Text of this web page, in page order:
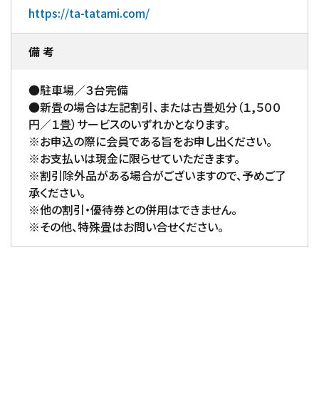
https://ta-tatami.com/
備 考
●駐車場／３台完備
●新畳の場合は左記割引、または古畳処分（１,５００
円／１畳）サービスのいずれかとなります。
※お申込の際に会員である旨をお申し出ください。
※お支払いは現金に限らせていただきます。
※割引除外品がある場合がございますので、予めご了
承ください。
※他の割引・優待券との併用はできません。
※その他、特殊畳はお問い合せください。